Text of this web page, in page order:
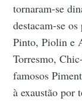
tornaram-se
destacam-se
Pinto, Piolin e
Torresmo,
famosos
à exaustão